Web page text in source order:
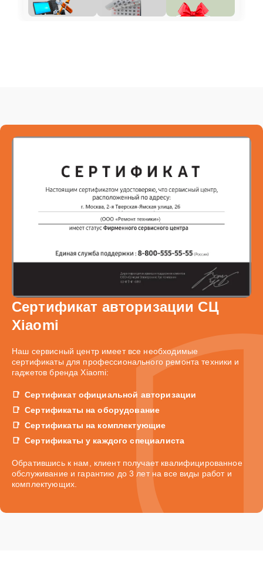
Сертификат авторизации СЦ
Xiaomi
Наш сервисный центр имеет все необходимые
сертификаты для профессионального ремонта техники и
гаджетов бренда Xiaomi:
Сертификат официальной авторизации
Сертификаты на оборудование
Сертификаты на комплектующие
Сертификаты у каждого специалиста
Обратившись к нам, клиент получает квалифицированное
обслуживание и гарантию до 3 лет на все виды работ и
комплектующих.